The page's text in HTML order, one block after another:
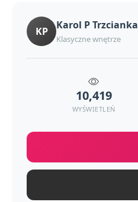
KP Karol P Trzcianka
Klasyczne wnętrze
10,419
WYŚWIETLEŃ